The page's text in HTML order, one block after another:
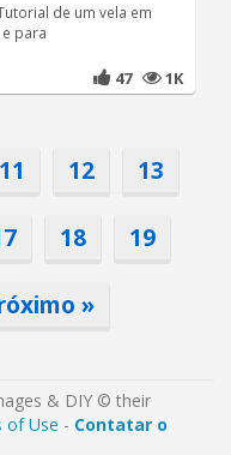
de um vela em
para
47 1K
11 12 13
18 19
»
& DIY © their
of Use - Contatar o